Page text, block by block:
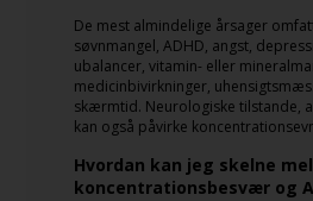
De mest almindelige årsager
søvnmangel, ADHD, angst,
ubalancer, vitamin- eller
medicinbivirkninger,
skærmtid. Neurologiske tilstande,
kan også påvirke
Hvordan kan jeg skelne
koncentrationsbesvær og